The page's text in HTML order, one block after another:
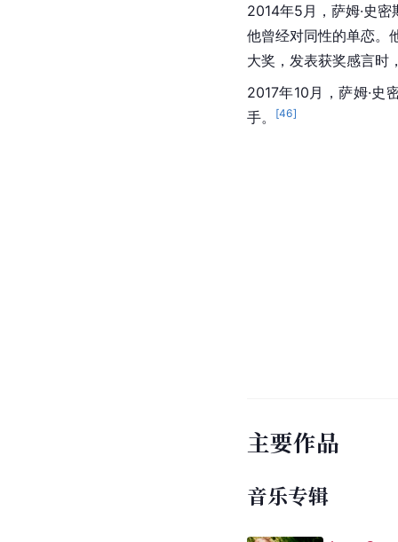
2014年5月，萨姆·史
他曾经对同性的单恋。
大奖，发表获奖感言时
2017年10月，萨姆·史
手。
[46]
主要作品
音乐专辑